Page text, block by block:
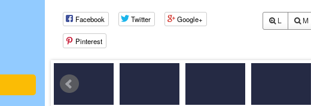
Facebook Twitter Google+
Pinterest
M